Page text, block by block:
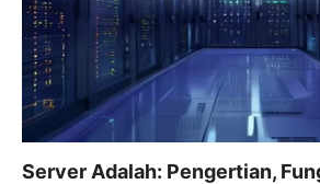
Server Adalah: Pengertian,